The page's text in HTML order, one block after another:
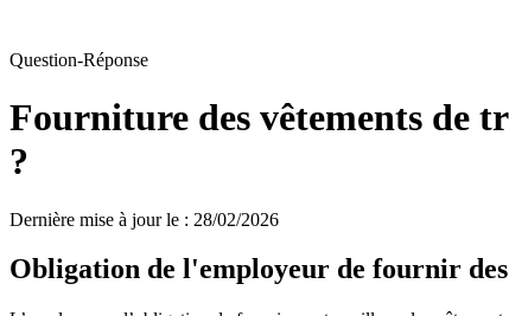
Question-Réponse
Fourniture des vêtements de
?
Dernière mise à jour le : 28/02/2026
Obligation de l'employeur de fournir